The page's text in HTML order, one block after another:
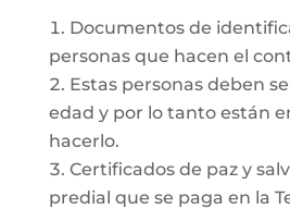
Documentos de
personas que hacen el
Estas personas deben
edad y por lo tanto están
hacerlo.
Certificados de paz y
predial que se paga en la